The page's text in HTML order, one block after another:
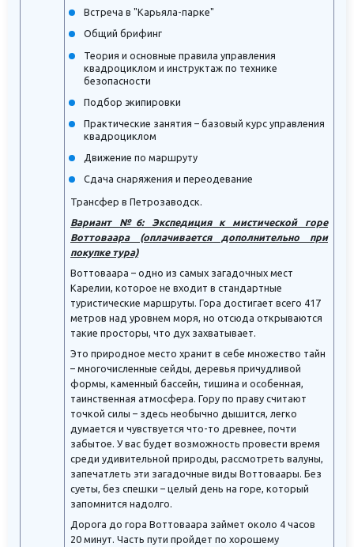
Встреча в "Карьяла-парке"
Общий брифинг
Теория и основные правила управления
квадроциклом и инструктаж по технике
безопасности
Подбор экипировки
Практические занятия – базовый курс управления
квадроциклом
Движение по маршруту
Сдача снаряжения и переодевание
Трансфер в Петрозаводск.
Вариант №6: Экспедиция к мистической горе
Воттоваара (оплачивается дополнительно при
покупке тура)
Воттоваара – одно из самых загадочных мест
Карелии, которое не входит в стандартные
туристические маршруты. Гора достигает всего 417
метров над уровнем моря, но отсюда открываются
такие просторы, что дух захватывает.
Это природное место хранит в себе множество тайн
– многочисленные сейды, деревья причудливой
формы, каменный бассейн, тишина и особенная,
таинственная атмосфера. Гору по праву считают
точкой силы – здесь необычно дышится, легко
думается и чувствуется что-то древнее, почти
забытое. У вас будет возможность провести время
среди удивительной природы, рассмотреть валуны,
запечатлеть эти загадочные виды Воттоваары. Без
суеты, без спешки – целый день на горе, который
запомнится надолго.
Дорога до гора Воттоваара займет около 4 часов
20 минут. Часть пути пройдет по хорошему